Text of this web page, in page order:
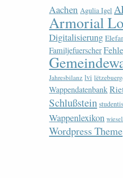
Aachen Agulia Igel
Armorial
Digitalisierung
Familjefuerscher
Jahresbilanz lvi
Wappendatenbank
Schlußstein
Wappenlexikon
Wordpress Theme